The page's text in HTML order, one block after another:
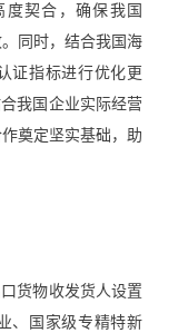
度契合，确保我国
同时，结合我国海
证指标进行优化更
我国企业实际经营
奠定坚实基础，助
货物收发货人设置
、国家级专精特新